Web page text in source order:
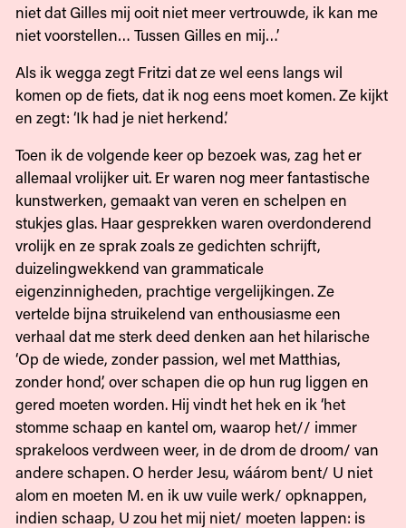
niet dat Gilles mij ooit niet meer vertrouwde, ik kan me
niet voorstellen… Tussen Gilles en mij…’
Als ik wegga zegt Fritzi dat ze wel eens langs wil
komen op de fiets, dat ik nog eens moet komen. Ze kijkt
en zegt: ‘Ik had je niet herkend.’
Toen ik de volgende keer op bezoek was, zag het er
allemaal vrolijker uit. Er waren nog meer fantastische
kunstwerken, gemaakt van veren en schelpen en
stukjes glas. Haar gesprekken waren overdonderend
vrolijk en ze sprak zoals ze gedichten schrijft,
duizelingwekkend van grammaticale
eigenzinnigheden, prachtige vergelijkingen. Ze
vertelde bijna struikelend van enthousiasme een
verhaal dat me sterk deed denken aan het hilarische
‘Op de wiede, zonder passion, wel met Matthias,
zonder hond’, over schapen die op hun rug liggen en
gered moeten worden. Hij vindt het hek en ik ‘het
stomme schaap en kantel om, waarop het// immer
sprakeloos verdween weer, in de drom de droom/ van
andere schapen. O herder Jesu, wáárom bent/ U niet
alom en moeten M. en ik uw vuile werk/ opknappen,
indien schaap, U zou het mij niet/ moeten lappen: is